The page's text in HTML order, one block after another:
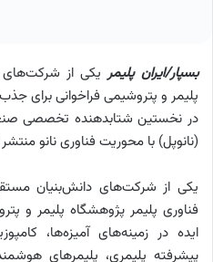
بسپار/ایران پلیمر یکی از شرکت‌های
پلیمر و پتروشیمی فراخوانی برای
در نخستین شتابدهنده تخصصی
(نانوپل) با محوریت فناوری نانو
یکی از شرکت‌های دانش‌بنیان
فناوری پلیمر پژوهشگاه پلیمر و
ایده در زمینه‌های آمیزه‌ها،
پیشرفته پلیمری، پلیمرهای